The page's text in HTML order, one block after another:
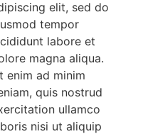
elit, sed do
tempor
labore et
magna aliqua.
enim ad minim
quis nostrud
ullamco
nisi ut aliquip